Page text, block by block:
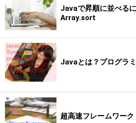
Javaで昇順に並べる
Array.sort
Javaとは？プログラ
超高速フレームワーク